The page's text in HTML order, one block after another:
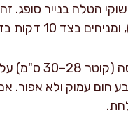
הטלה בנייר
את הירקות.
מחממים סיר
צבע חום עמוק ולא